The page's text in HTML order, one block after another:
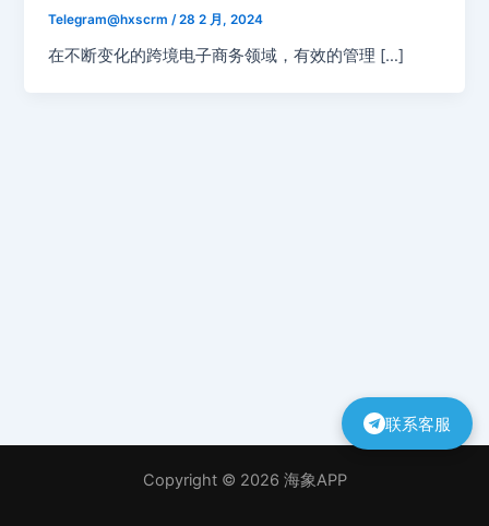
Telegram@hxscrm/28 2 月, 2024
在不断变化的跨境电子商务领域，有效的管理 […]
Copyright © 2026 海象APP
联系客服